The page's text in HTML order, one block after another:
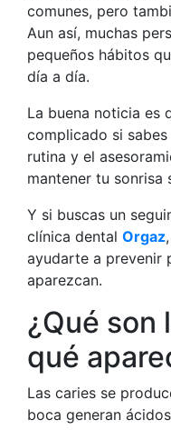
comunes, pero
Aun así, muchas
pequeños hábitos
día a día.
La buena noticia es
complicado si
rutina y el
mantener tu sonrisa
Y si buscas un
clínica dental Orgaz
ayudarte a prevenir
aparezcan.
¿Qué son
qué
Las caries se
boca generan